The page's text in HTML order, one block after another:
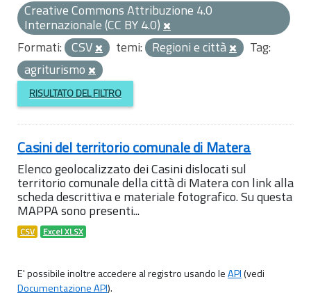
Creative Commons Attribuzione 4.0
Internazionale (CC BY 4.0)
Formati: CSV temi: Regioni e città
Tag:
agriturismo
RISULTATO DEL FILTRO
Casini del territorio comunale di Matera
Elenco geolocalizzato dei Casini dislocati sul
territorio comunale della città di Matera con link alla
scheda descrittiva e materiale fotografico. Su questa
MAPPA sono presenti...
CSV Excel XLSX
E' possibile inoltre accedere al registro usando leAPI(vedi
Documentazione API).